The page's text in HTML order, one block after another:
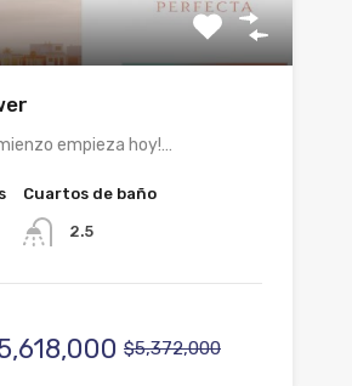
empieza hoy!…
Cuartos de baño
2.5
$5,372,000